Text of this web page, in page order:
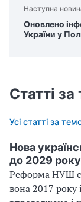
Наступна
Оновлено
України у
Статті
Усі статті за
Нова
до 2029 року
Реформа НУШ
вона 2017